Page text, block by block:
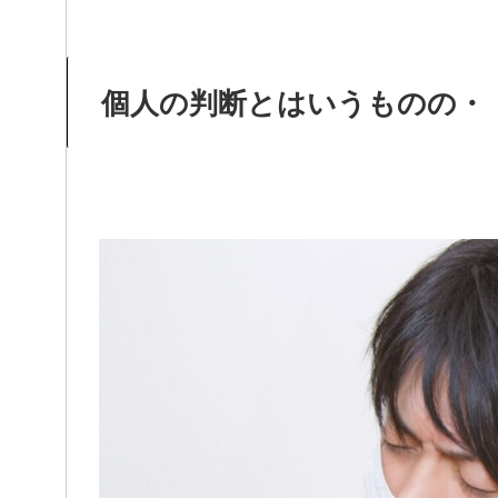
個人の判断とはいうものの・